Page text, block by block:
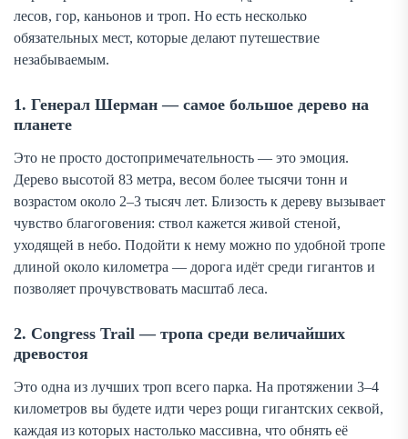
лесов, гор, каньонов и троп. Но есть несколько
обязательных мест, которые делают путешествие
незабываемым.
1. Генерал Шерман — самое большое дерево на
планете
Это не просто достопримечательность — это эмоция.
Дерево высотой 83 метра, весом более тысячи тонн и
возрастом около 2–3 тысяч лет. Близость к дереву вызывает
чувство благоговения: ствол кажется живой стеной,
уходящей в небо. Подойти к нему можно по удобной тропе
длиной около километра — дорога идёт среди гигантов и
позволяет прочувствовать масштаб леса.
2. Congress Trail — тропа среди величайших
древостоя
Это одна из лучших троп всего парка. На протяжении 3–4
километров вы будете идти через рощи гигантских секвой,
каждая из которых настолько массивна, что обнять её